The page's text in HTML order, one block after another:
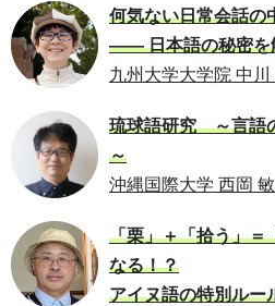
何気ない日常会話の
―― 日本語の秘密を
九州大学大学院 中
琉球語研究 ～言語
～
沖縄国際大学 西岡
「栗」＋「拾う」＝
なる！？
アイヌ語の特別ルー